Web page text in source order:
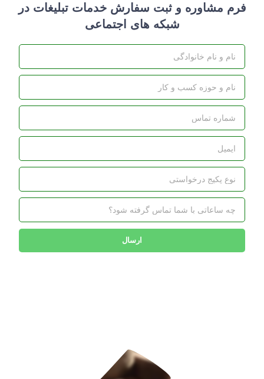
فرم مشاوره و ثبت سفارش خدمات تبلیغات در
شبکه های اجتماعی
ارسال